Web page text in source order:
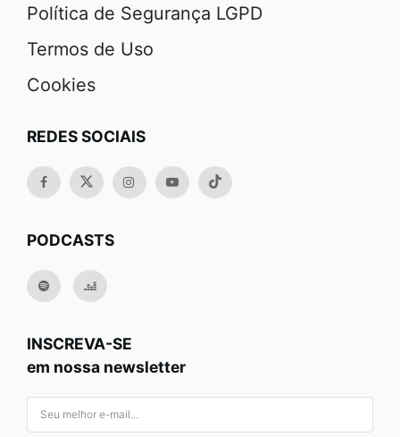
Política de Segurança LGPD
Termos de Uso
Cookies
REDES SOCIAIS
PODCASTS
INSCREVA-SE
em nossa newsletter